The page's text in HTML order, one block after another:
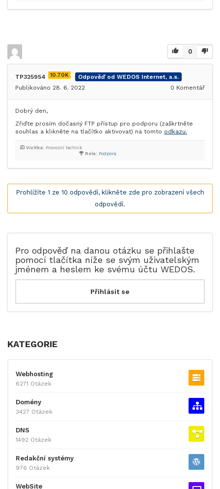
0
TP325954 10.70K
Odpověď od WEDOS Internet, a.s.
Publikováno 28. 6. 2022
0 Komentář
Dobrý den,
Zřiďte prosím dočasný FTP přístup pro podporu (zaškrtněte
souhlas a klikněte na tlačítko aktivovat) na tomto odkazu.
Role: Podpora
Vizitka: Provozní technik
Prohlížíte 1 ze 10 odpovědí, klikněte zde pro zobrazení všech
odpovědí.
Pro odpověď na danou otázku se přihlašte
pomocí tlačítka níže se svým uživatelským
jménem a heslem ke svému účtu WEDOS.
KATEGORIE
Webhosting
6271 Otázek
Domény
3427 Otázek
DNS
1492 Otázek
Redakční systémy
976 Otázek
WebSite